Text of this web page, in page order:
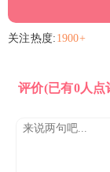
关注热度: 1900+
评价(已有0人点